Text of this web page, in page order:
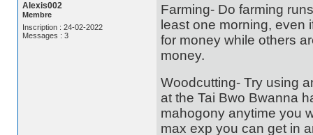
Alexis002
Membre
Inscription : 24-02-2022
Messages : 3
Farming- Do farming
least one morning, even
for money while others
money.
Woodcutting- Try using
at the Tai Bwo Bwanna
mahogony anytime you
max exp you can get in